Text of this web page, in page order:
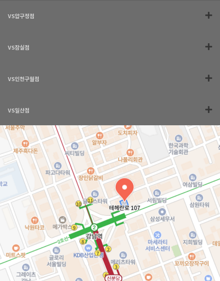
VS압구정점
VS잠실점
VS인천구월점
VS일산점